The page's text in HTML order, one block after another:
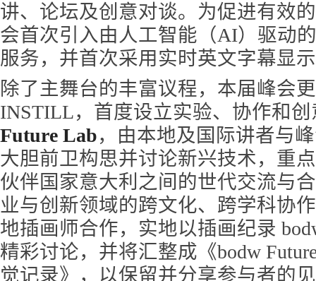
讲、论坛及创意对谈。为促进有效
会首次引入由人工智能（AI）驱动
服务，并首次采用实时英文字幕显
除了主舞台的丰富议程，本届峰会
INSTILL，首度设立实验、协作和
Future Lab，由本地及国际讲者与
大胆前卫构思并讨论新兴技术，重
伙伴国家意大利之间的世代交流与
业与创新领域的跨文化、跨学科协
地插画师合作，实地以插画纪录
精彩讨论，并将汇整成《bodw
觉记录》，以保留并分享参与者的